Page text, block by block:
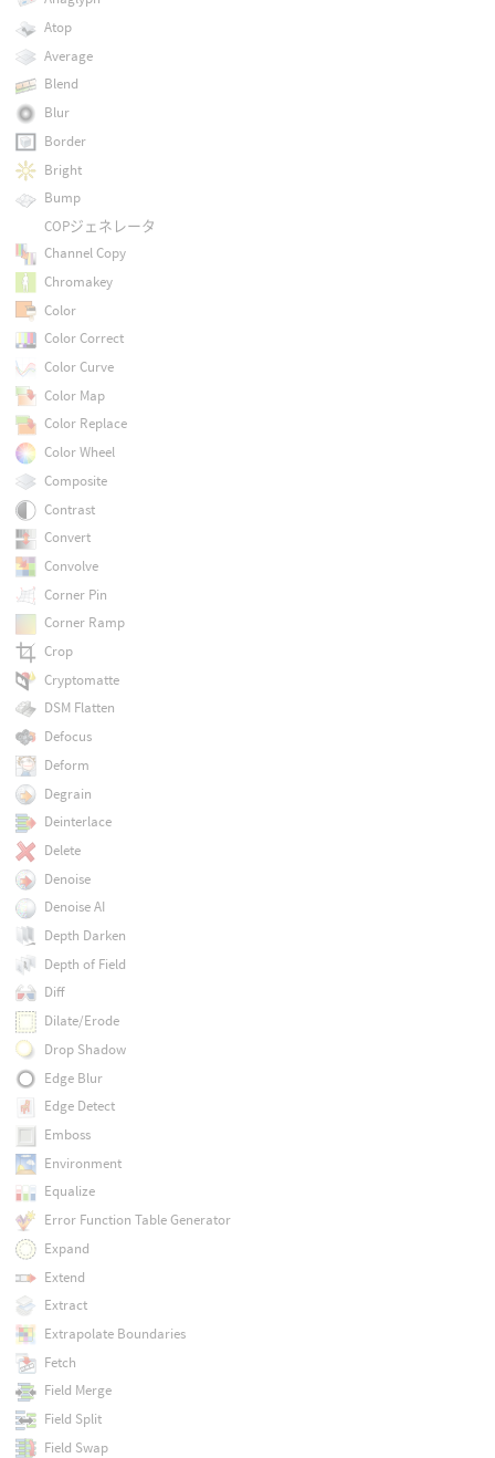
Atop
Average
Blend
Blur
Border
Bright
Bump
COPジェネレータ
Channel Copy
Chromakey
Color
Color Correct
Color Curve
Color Map
Color Replace
Color Wheel
Composite
Contrast
Convert
Convolve
Corner Pin
Corner Ramp
Crop
Cryptomatte
DSM Flatten
Defocus
Deform
Degrain
Deinterlace
Delete
Denoise
Denoise AI
Depth Darken
Depth of Field
Diff
Dilate/Erode
Drop Shadow
Edge Blur
Edge Detect
Emboss
Environment
Equalize
Error Function Table Generator
Expand
Extend
Extract
Extrapolate Boundaries
Fetch
Field Merge
Field Split
Field Swap